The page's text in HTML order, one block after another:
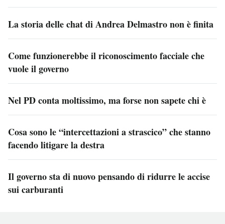
La storia delle chat di Andrea Delmastro non è finita
Come funzionerebbe il riconoscimento facciale che
vuole il governo
Nel PD conta moltissimo, ma forse non sapete chi è
Cosa sono le “intercettazioni a strascico” che stanno
facendo litigare la destra
Il governo sta di nuovo pensando di ridurre le accise
sui carburanti